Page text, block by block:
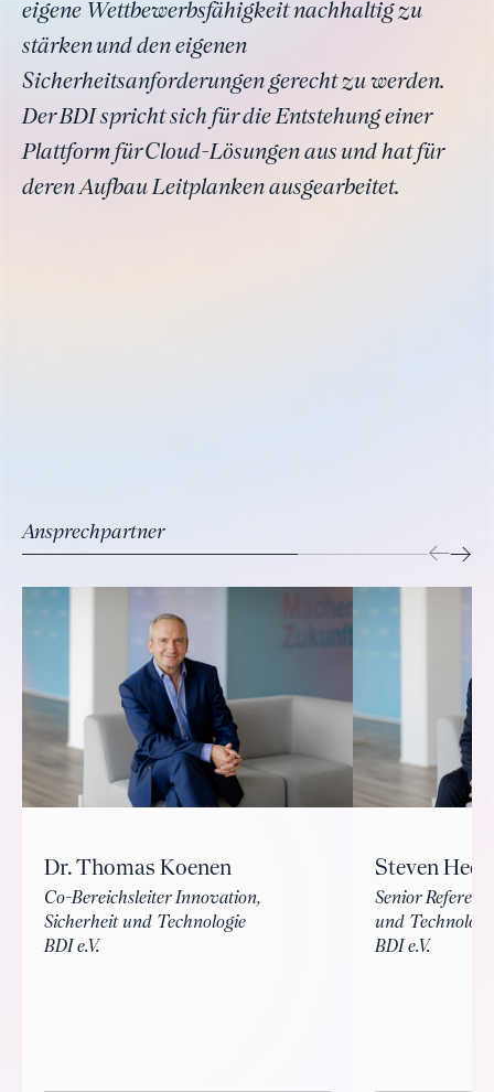
eigene Wettbewerbsfähigkeit nachhaltig zu
stärken und den eigenen
Sicherheitsanforderungen gerecht zu werden.
Der BDI spricht sich für die Entstehung einer
Plattform für Cloud-Lösungen aus und hat für
deren Aufbau Leitplanken ausgearbeitet.
Ansprechpartner
Dr. Thomas Koenen
Co-Bereichsleiter Innovation,
Sicherheit und Technologie
BDI e.V.
Steven
Senior
und
BDI e.V.